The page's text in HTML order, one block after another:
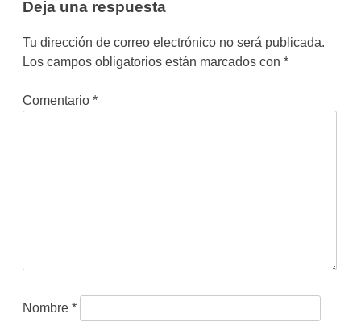
Deja una respuesta
Tu dirección de correo electrónico no será publicada.
Los campos obligatorios están marcados con *
Comentario *
Nombre *